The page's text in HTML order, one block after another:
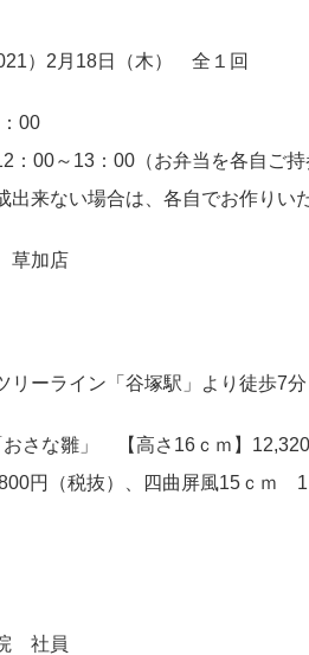
）2月18日（木） 全１回
00
00～13：00（お弁当を各自ご持
来ない場合は、各自でお作りい
草加店
リーライン「谷塚駅」より徒歩7分
さな雛」 【高さ16ｃｍ】12,320
円（税抜）、四曲屏風15ｃｍ 1
社員